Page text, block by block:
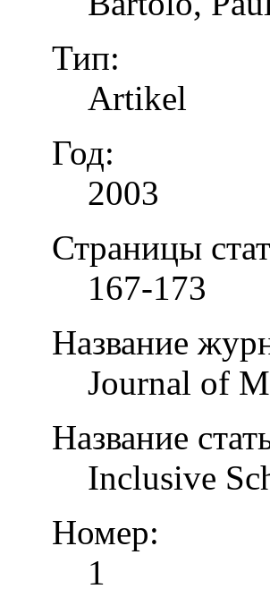
Тип:
Artikel
Год:
2003
Страницы
167-173
Название
Journal of
Название
Inclusive
Номер:
1